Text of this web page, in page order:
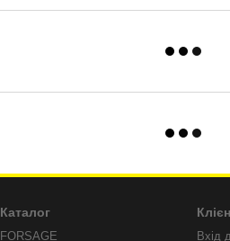
Каталог
FORSAGE Вхід